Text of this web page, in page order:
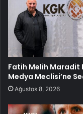
Fatih Melih Maradit
Medya Meclisi’ne
Ağustos 8, 2026